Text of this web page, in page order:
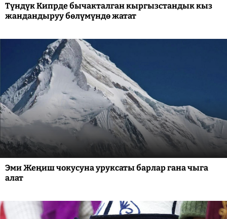
Түндүк Кипрде бычакталган кыргызстандык кыз
жандандыруу бөлүмүндө жатат
Эми Жеңиш чокусуна уруксаты барлар гана чыга
алат